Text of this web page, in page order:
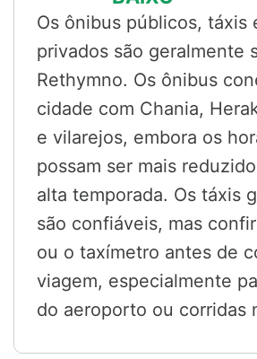
Os ônibus públicos, táxis
privados são geralmente
Rethymno. Os ônibus
cidade com Chania,
e vilarejos, embora os
possam ser mais
alta temporada. Os táxis
são confiáveis, mas
ou o taxímetro antes de
viagem, especialmente
do aeroporto ou corridas